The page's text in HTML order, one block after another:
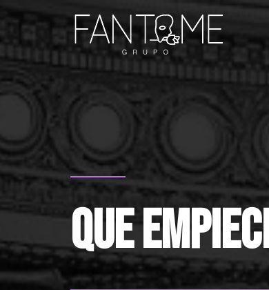
que